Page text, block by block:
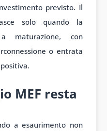
previsto. Il
solo quando la
maturazione, con
o entrata
MEF resta
a esaurimento non